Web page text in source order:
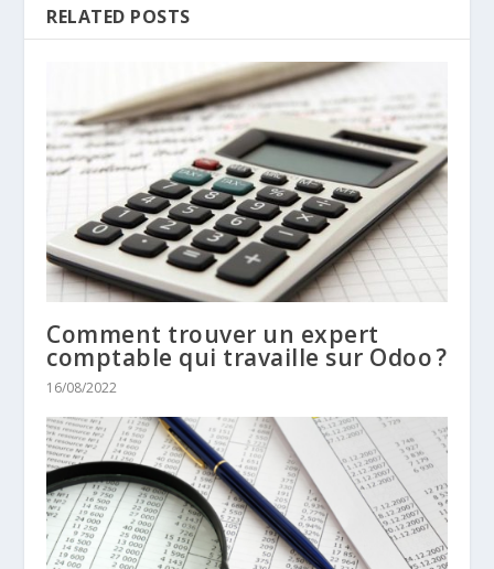
RELATED POSTS
Comment trouver un expert
comptable qui travaille sur Odoo ?
16/08/2022